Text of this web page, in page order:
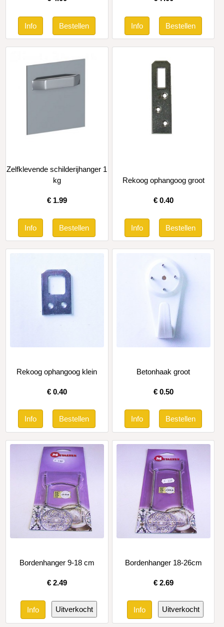
Zelfklevende schilderijhanger 1
kg
€ 1.99
Rekoog ophangoog groot
€ 0.40
Rekoog ophangoog klein
€ 0.40
Betonhaak groot
€ 0.50
Bordenhanger 9-18 cm
€ 2.49
Bordenhanger 18-26cm
€ 2.69